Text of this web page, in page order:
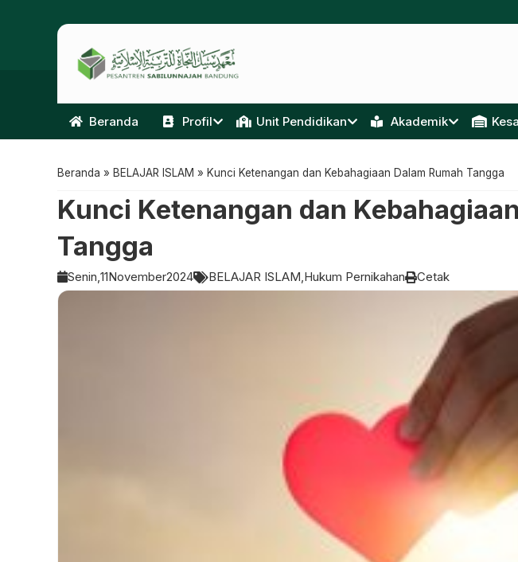
Beranda Profil Unit Pendidikan Akademik
Beranda » BELAJAR ISLAM » Kunci Ketenangan dan Kebahagiaan Dalam Rumah Tangga
Kunci Ketenangan dan
Tangga
Senin,11November2024 BELAJAR ISLAM Hukum Pernikahan Cetak